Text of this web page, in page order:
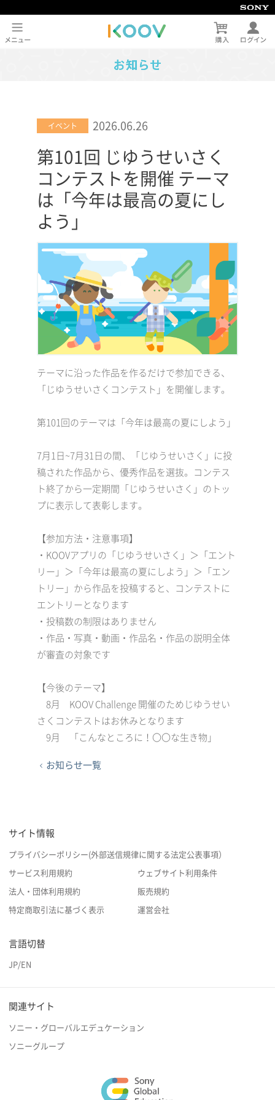
イベント 2026.06.26
第101回 じゆうせいさく
コンテストを開催 テーマ
は「今年は最高の夏にし
よう」
テーマに沿った作品を作るだけで参加できる、
「じゆうせいさくコンテスト」を開催します。
第101回のテーマは「今年は最高の夏にしよう」
7月1日~7月31日の間、「じゆうせいさく」に投
稿された作品から、優秀作品を選抜。コンテス
ト終了から一定期間「じゆうせいさく」のトッ
プに表示して表彰します。
【参加方法・注意事項】
・KOOVアプリの「じゆうせいさく」＞「エント
リー」＞「今年は最高の夏にしよう」＞「エン
トリー」から作品を投稿すると、コンテストに
エントリーとなります
・投稿数の制限はありません
・作品・写真・動画・作品名・作品の説明全体
が審査の対象です
【今後のテーマ】
8月 KOOV Challenge 開催のためじゆうせい
さくコンテストはお休みとなります
9月 「こんなところに！〇〇な生き物」
お知らせ一覧
サイト情報
プライバシーポリシー(外部送信規律に関する法定公表事項）
サービス利用規約 ウェブサイト利用条件
法人・団体利用規約 販売規約
特定商取引法に基づく表示 運営会社
言語切替
JP/EN
関連サイト
ソニー・グローバルエデュケーション
ソニーグループ